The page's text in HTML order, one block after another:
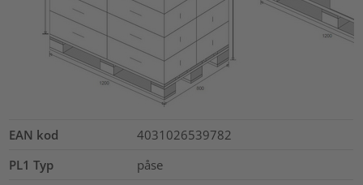
EAN kod
4031026539782
PL1 Typ
påse